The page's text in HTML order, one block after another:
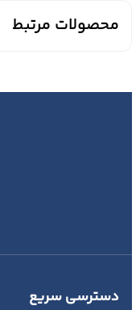
محصولات مرتبط
دسترسی سریع